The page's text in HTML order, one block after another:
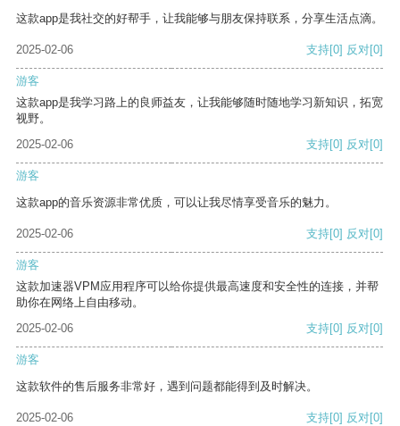
这款app是我社交的好帮手，让我能够与朋友保持联系，分享生活点滴。
2025-02-06 支持[0] 反对[0]
游客
这款app是我学习路上的良师益友，让我能够随时随地学习新知识，拓宽
视野。
2025-02-06
支持[0] 反对[0]
游客
这款app的音乐资源非常优质，可以让我尽情享受音乐的魅力。
2025-02-06 支持[0] 反对[0]
游客
这款加速器VPM应用程序可以给你提供最高速度和安全性的连接，并帮
助你在网络上自由移动。
2025-02-06
支持[0] 反对[0]
游客
这款软件的售后服务非常好，遇到问题都能得到及时解决。
2025-02-06 支持[0] 反对[0]